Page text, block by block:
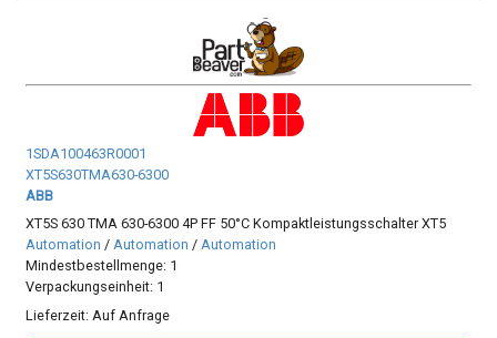
1SDA100463R0001
XT5S630TMA630-6300
ABB
XT5S 630 TMA 630-6300 4P FF 50°C Kompaktleistungsschalter XT5
Automation /Automation /Automation
Mindestbestellmenge: 1
Verpackungseinheit: 1
Lieferzeit: Auf Anfrage